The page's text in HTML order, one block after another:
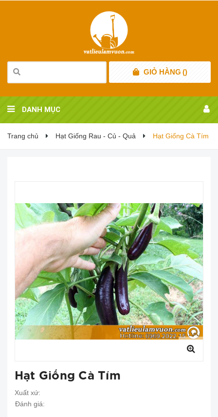
GIỎ HÀNG ()
DANH MỤC
Trang chủ Hạt Giống Rau - Củ - Quả Hạt Giống Cà Tím
Hạt Giống Cà Tím
Xuất xứ:
Đánh giá: